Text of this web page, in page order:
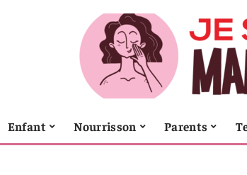
Enfant Nourrisson Parents